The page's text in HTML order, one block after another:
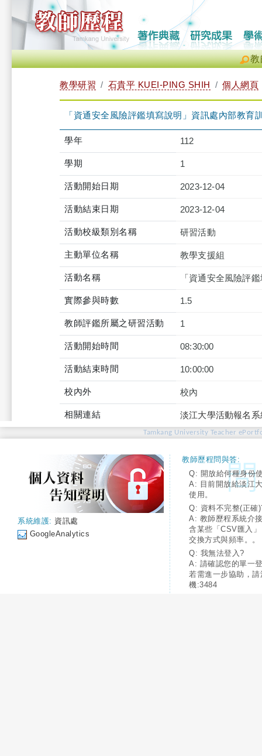
教
教學研習 石貴平 KUEI-PING SHIH 個人網頁
「資通安全風險評鑑填寫說明」資訊處內部教
學年 112
學期 1
活動開始日期 2023-12-04
活動結束日期 2023-12-04
活動校級類別名稱 研習活動
主動單位名稱 教學支援組
活動名稱 「資通安全風險評
實際參與時數 1.5
教師評鑑所屬之研習活動 1
活動開始時間 08:30:00
活動結束時間 10:00:00
校內外 校內
相關連結 淡江大學活動報名
Tamkang University Teacher
系統維護: 資訊處
GoogleAnalytics
教師歷程問與答:
Q: 開放給何種身份
A: 目前開放給淡江
使用。
Q: 資料不完整(正確
A: 教師歷程系統介
含某些「CSV匯入
交換方式與頻率。。
Q: 我無法登入?
A: 請確認您的單一
若需進一步協助，
機:3484